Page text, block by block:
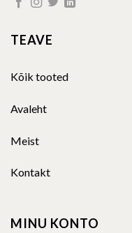
TEAVE
Kõik tooted
Avaleht
Meist
Kontakt
MINU KONTO